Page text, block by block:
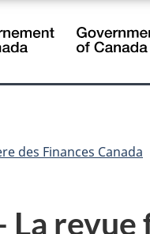
des Finances Canada
La